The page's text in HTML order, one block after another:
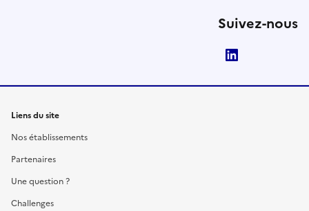
Suivez-nous
Liens du site
Nos établissements
Partenaires
Une question ?
Challenges